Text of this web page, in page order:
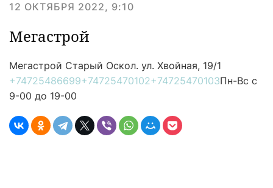
12 ОКТЯБРЯ 2022, 9:10
Мегастрой
Мегастрой Старый Оскол. ул. Хвойная, 19/1
+74725486699+74725470102+74725470103Пн-Вс с
9-00 до 19-00